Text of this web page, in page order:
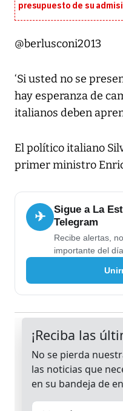
presupuesto de su
@berlusconi2013
‘Si usted no se
hay esperanza de
italianos deben
El político italiano
primer ministro
✈
Sigue a La
Telegram
Recibe alertas,
importante del